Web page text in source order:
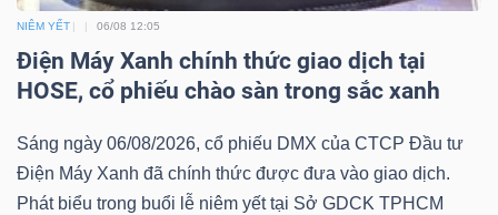
NIÊM YẾT 06/08 12:05
Điện Máy Xanh chính thức giao dịch tại
HOSE, cổ phiếu chào sàn trong sắc xanh
Sáng ngày 06/08/2026, cổ phiếu DMX của CTCP Đầu tư
Điện Máy Xanh đã chính thức được đưa vào giao dịch.
Phát biểu trong buổi lễ niêm yết tại Sở GDCK TPHCM
CÔNG
ĐẦU
TƯ